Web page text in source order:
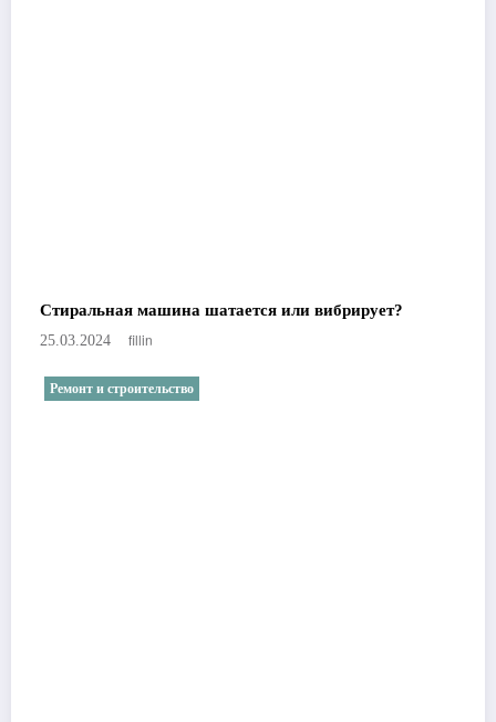
Стиральная машина шатается или вибрирует?
25.03.2024 fillin
Ремонт и строительство